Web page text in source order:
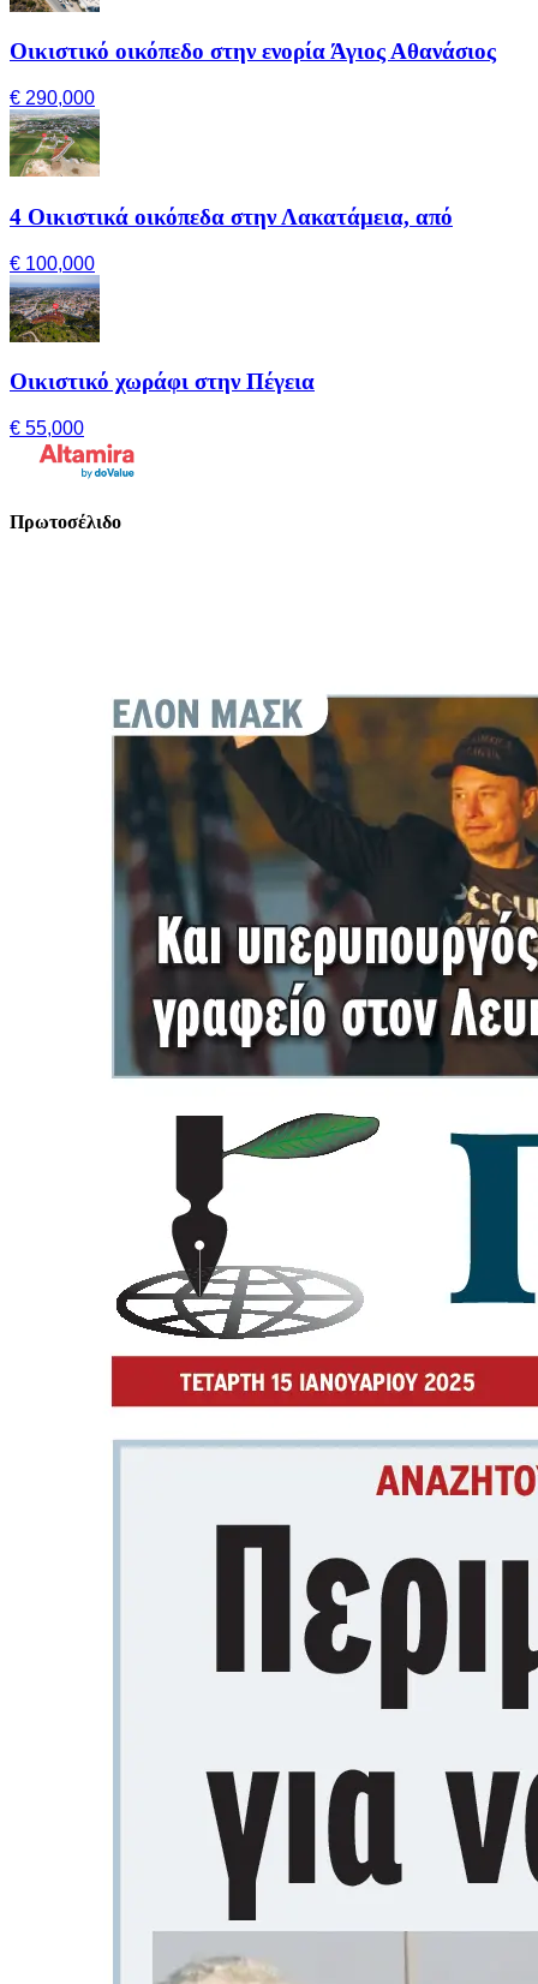
Οικιστικό οικόπεδο στην ενορία Άγιος Αθανάσιος
€ 290,000
4 Οικιστικά οικόπεδα στην Λακατάμεια, από
€ 100,000
Οικιστικό χωράφι στην Πέγεια
€ 55,000
Πρωτοσέλιδο